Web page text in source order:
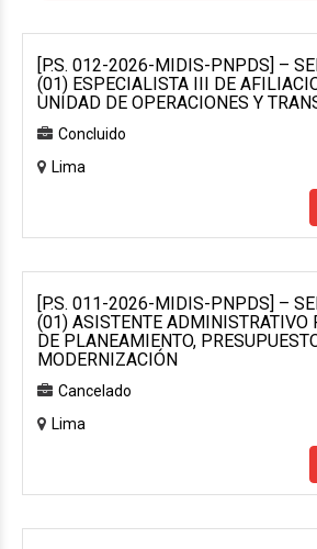
[P.S. 012-2026-MIDIS-PNPDS] –
(01) ESPECIALISTA III DE
UNIDAD DE OPERACIONES Y
Concluido
Lima
[P.S. 011-2026-MIDIS-PNPDS] –
(01) ASISTENTE ADMINISTRATIVO
DE PLANEAMIENTO,
MODERNIZACIÓN
Cancelado
Lima